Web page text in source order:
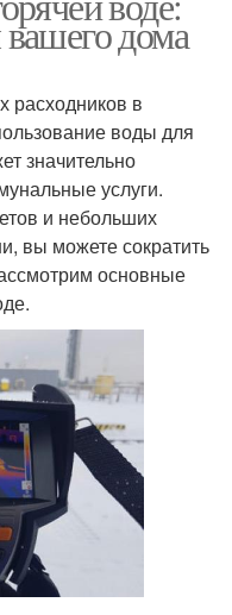
дома
расходников в
воды для
значительно
услуги.
и небольших
вы можете сократить
основные